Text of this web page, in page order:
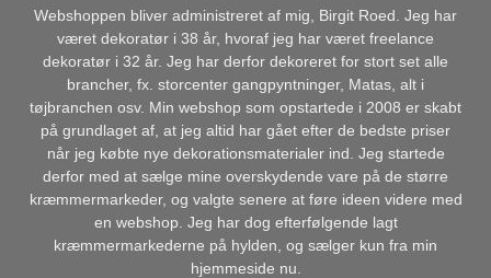
Webshoppen bliver administreret af mig, Birgit Roed. Jeg har
været dekoratør i 38 år, hvoraf jeg har været freelance
dekoratør i 32 år. Jeg har derfor dekoreret for stort set alle
brancher, fx. storcenter gangpyntninger, Matas, alt i
tøjbranchen osv. Min webshop som opstartede i 2008 er skabt
på grundlaget af, at jeg altid har gået efter de bedste priser
når jeg købte nye dekorationsmaterialer ind. Jeg startede
derfor med at sælge mine overskydende vare på de større
kræmmermarkeder, og valgte senere at føre ideen videre med
en webshop. Jeg har dog efterfølgende lagt
kræmmermarkederne på hylden, og sælger kun fra min
hjemmeside nu.